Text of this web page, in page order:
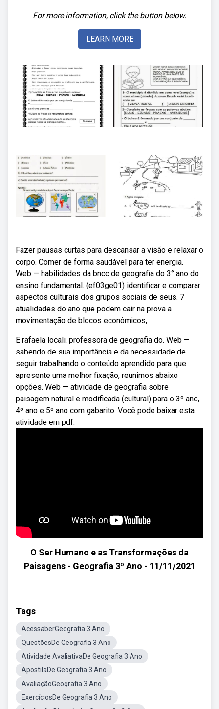
For more information, click the button below.
LEARN MORE
Fazer pausas curtas para descansar a visão e relaxar o
corpo. Comer de forma saudável para ter energia.
Web — habilidades da bncc de geografia do 3° ano do
ensino fundamental. (ef03ge01) identificar e comparar
aspectos culturais dos grupos sociais de seus. 7
atualidades do ano que podem cair na prova a
movimentação de blocos econômicos,.
E rafaela locali, professora de geografia do. Web —
sabendo de sua importância e da necessidade de
seguir trabalhando o conteúdo aprendido para que
apresente uma melhor fixação, reunimos abaixo
opções. Web — atividade de geografia sobre
paisagem natural e modificada (cultural) para o 3º ano,
4º ano e 5º ano com gabarito. Você pode baixar esta
atividade em pdf.
O Ser Humano e as Transformações da
Paisagens - Geografia 3º Ano - 11/11/2021
Tags
AcessaberGeografia 3 Ano
QuestõesDe Geografia 3 Ano
Atividade AvaliativaDe Geografia 3 Ano
ApostilaDe Geografia 3 Ano
AvaliaçãoGeografia 3 Ano
ExercíciosDe Geografia 3 Ano